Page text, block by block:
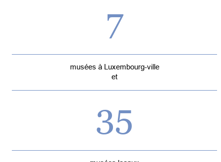
7
musées à Luxembourg-ville
et
35